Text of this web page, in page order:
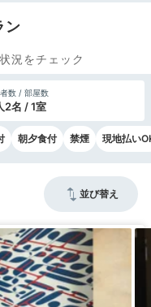
ン
況をチェック
数 / 部屋数
2名 / 1室
朝夕食付 禁煙 現地払い
並び替え